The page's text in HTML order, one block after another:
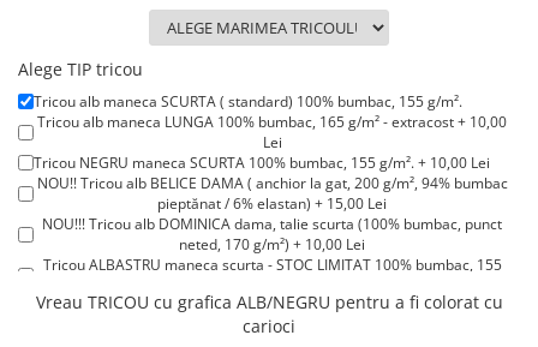
Pijamale de copii
Pijamale BIG SIZE femei
Cadouri ocazii speciale
Tricouri de craciun
Tricouri de cuplu Valentine's Day
Valentine's Day
Cadouri pentru Bunici
Cadouri pentru Nasi si Fini
Alege TIP tricou
Tricou alb maneca SCURTA ( standard) 100% bumbac, 155 g/m².
Tricou alb maneca LUNGA 100% bumbac, 165 g/m² - extracost + 10,00
Lei
Tricou NEGRU maneca SCURTA 100% bumbac, 155 g/m². + 10,00 Lei
NOU!! Tricou alb BELICE DAMA ( anchior la gat, 200 g/m², 94% bumbac
pieptănat / 6% elastan) + 15,00 Lei
NOU!!! Tricou alb DOMINICA dama, talie scurta (100% bumbac, punct
neted, 170 g/m²) + 10,00 Lei
Tricou ALBASTRU maneca scurta - STOC LIMITAT 100% bumbac, 155
Tricou ROSU maneca scurta 100% bumbac, 155 g/m². + 15,00 Lei
Tricou POLO alb maneca SCURTA 200-220 g/m² - marimi COPII + 15,00
Vreau TRICOU cu grafica ALB/NEGRU pentru a fi colorat cu
carioci